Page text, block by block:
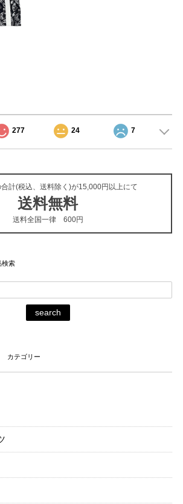
277 24 7
計(税込、送料除く)が15,000円以上にて
送料無料
送料全国一律 600円
検索
search
カテゴリー